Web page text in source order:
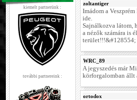
kiemelt partnerünk :
további partnereink :
zoltantiger
Imádom a
ide.
Sajnálkozva látom,
a nézők számára is
terület!!!&#128554;
WRC_89
A jegyszedés már
körforgalomban állt
ortodox